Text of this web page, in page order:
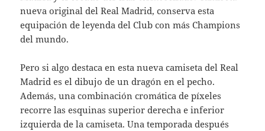
nueva original del Real Madrid, conserva esta
equipación de leyenda del Club con más Champions
del mundo.
Pero si algo destaca en esta nueva camiseta del Real
Madrid es el dibujo de un dragón en el pecho.
Además, una combinación cromática de píxeles
recorre las esquinas superior derecha e inferior
izquierda de la camiseta. Una temporada después